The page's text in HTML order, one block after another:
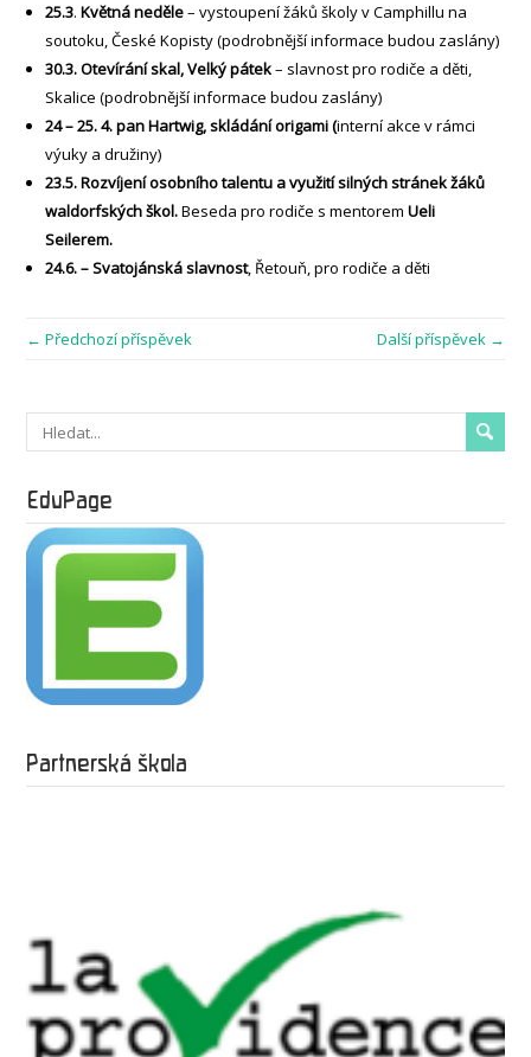
25.3.Květná neděle– vystoupení žáků školy v Camphillu na
soutoku, České Kopisty (podrobnější informace budou zaslány)
30.3. Otevírání skal, Velký pátek– slavnost pro rodiče a děti,
Skalice (podrobnější informace budou zaslány)
24 – 25. 4. pan Hartwig, skládání origami (interní akce v rámci
výuky a družiny)
23.5. Rozvíjení osobního talentu a využití silných stránek žáků
waldorfských škol.Beseda pro rodiče s mentoremUeli
Seilerem.
24.6. – Svatojánská slavnost, Řetouň, pro rodiče a děti
← Předchozí příspěvek Další příspěvek →
EduPage
Partnerská škola